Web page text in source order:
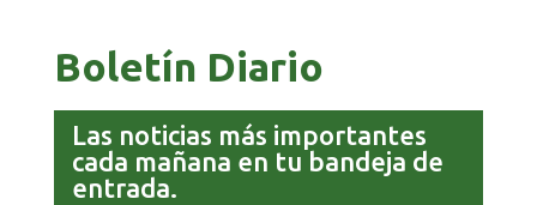
Boletín Diario
Las noticias más importantes
cada mañana en tu bandeja de
entrada.